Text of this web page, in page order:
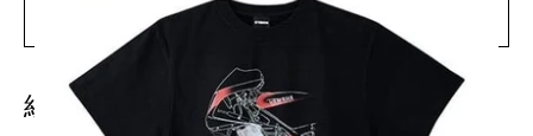
經常一起購買
：